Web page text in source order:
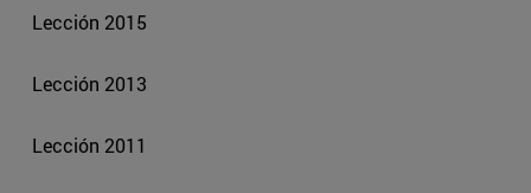
Lección 2015
Lección 2013
Lección 2011